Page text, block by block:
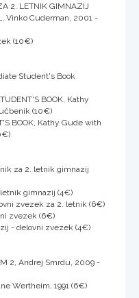
2. LETNIK GIMNAZIJ
Vinko Cuderman, 2001 -
(10€)
Student's Book
BOOK, Kathy
(10€)
BOOK, Kathy Gude with
za 2. letnik gimnazij
gimnazij (4€)
zvezek za 2. letnik (6€)
zvezek (6€)
- delovni zvezek (4€)
2, Andrej Smrdu, 2009 -
Wertheim, 1991 (6€)